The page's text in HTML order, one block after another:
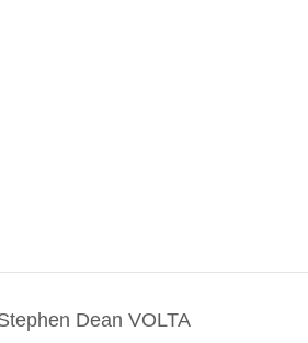
Dean VOLTA